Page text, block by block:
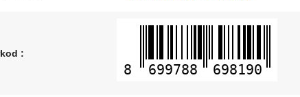
:
8 699788 698190